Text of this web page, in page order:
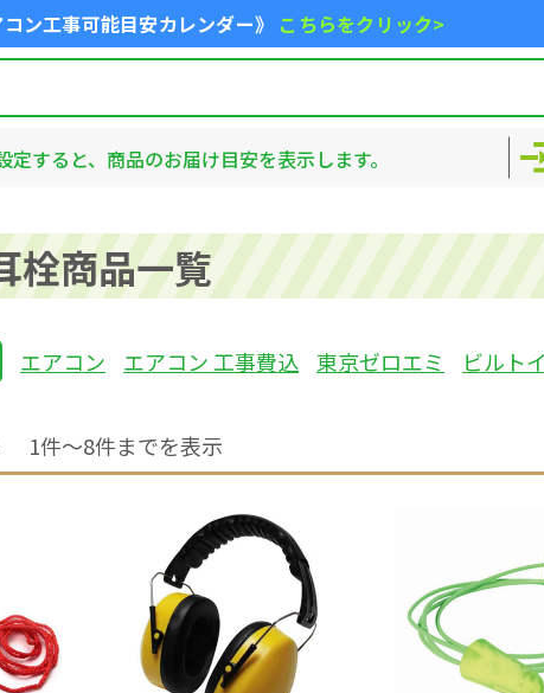
コン工事可能目安カレンダー》 こちらをクリック>
定すると、商品のお届け目安を表示します。
栓商品一覧
エアコン エアコン 工事費込 東京ゼロエミ ビルト
1件〜8件までを表示